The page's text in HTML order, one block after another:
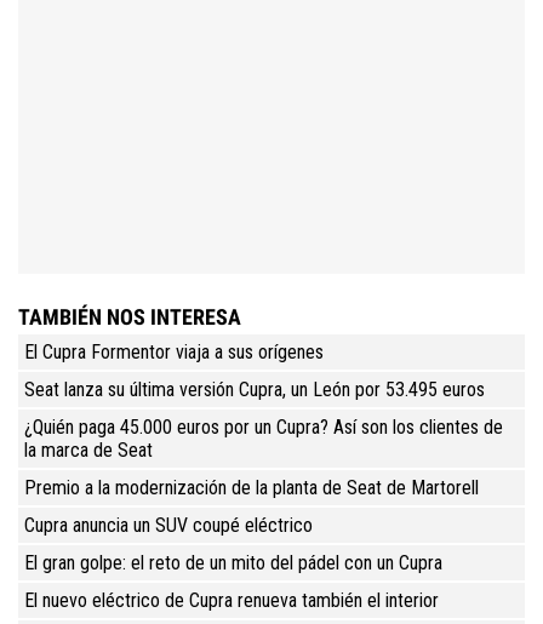
TAMBIÉN NOS INTERESA
El Cupra Formentor viaja a sus orígenes
Seat lanza su última versión Cupra, un León por 53.495 euros
¿Quién paga 45.000 euros por un Cupra? Así son los clientes de
la marca de Seat
Premio a la modernización de la planta de Seat de Martorell
Cupra anuncia un SUV coupé eléctrico
El gran golpe: el reto de un mito del pádel con un Cupra
El nuevo eléctrico de Cupra renueva también el interior